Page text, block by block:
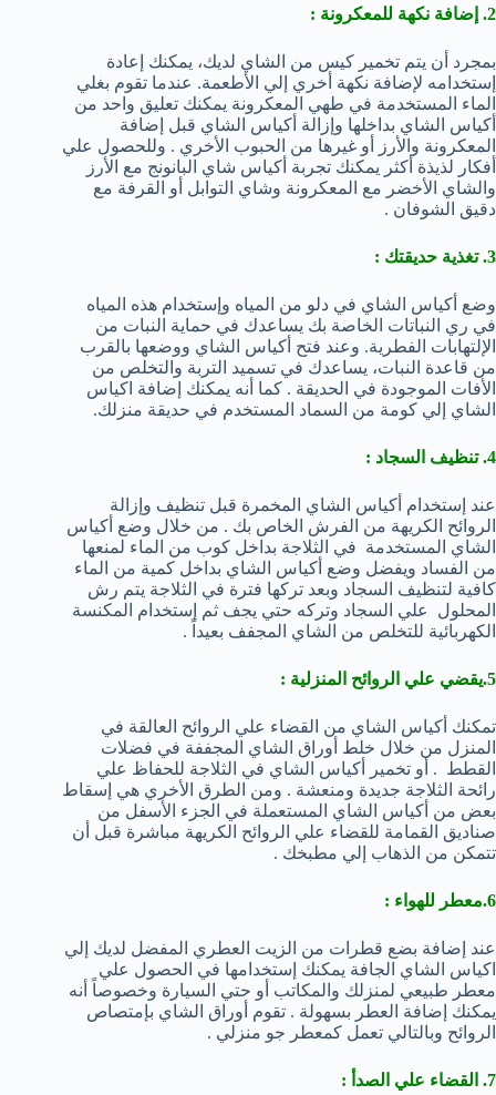
2. إضافة نكهة للمعكرونة :
بمجرد أن يتم تخمير كيس من الشاي لديك، يمكنك إعادة
إستخدامه لإضافة نكهة أخري إلي الأطعمة. عندما تقوم بغلي
الماء المستخدمة في طهي المعكرونة يمكنك تعليق واحد من
أكياس الشاي بداخلها وإزالة أكياس الشاي قبل إضافة
المعكرونة والأرز أو غيرها من الحبوب الأخري . وللحصول علي
أفكار لذيذة أكثر يمكنك تجربة أكياس شاي البانونج مع الأرز
والشاي الأخضر مع المعكرونة وشاي التوابل أو القرفة مع
دقيق الشوفان .
3. تغذية حديقتك :
وضع أكياس الشاي في دلو من المياه وإستخدام هذه المياه
في ري النباتات الخاصة بك يساعدك في حماية النبات من
الإلتهابات الفطرية. وعند فتح أكياس الشاي ووضعها بالقرب
من قاعدة النبات، يساعدك في تسميد التربة والتخلص من
الأفات الموجودة في الحديقة . كما أنه يمكنك إضافة اكياس
الشاي إلي كومة من السماد المستخدم في حديقة منزلك.
4. تنظيف السجاد :
عند إستخدام أكياس الشاي المخمرة قبل تنظيف وإزالة
الروائح الكريهة من الفرش الخاص بك . من خلال وضع أكياس
الشاي المستخدمة في الثلاجة بداخل كوب من الماء لمنعها
من الفساد ويفضل وضع أكياس الشاي بداخل كمية من الماء
كافية لتنظيف السجاد وبعد تركها فترة في الثلاجة يتم رش
المحلول علي السجاد وتركه حتي يجف ثم إستخدام المكنسة
الكهربائية للتخلص من الشاي المجفف بعيداً .
5.يقضي علي الروائح المنزلية :
تمكنك أكياس الشاي من القضاء علي الروائح العالقة في
المنزل من خلال خلط أوراق الشاي المجففة في فضلات
القطط . أو تخمير أكياس الشاي في الثلاجة للحفاظ علي
رائحة الثلاجة جديدة ومنعشة . ومن الطرق الأخري هي إسقاط
بعض من أكياس الشاي المستعملة في الجزء الأسفل من
صناديق القمامة للقضاء علي الروائح الكريهة مباشرة قبل أن
تتمكن من الذهاب إلي مطبخك .
6.معطر للهواء :
عند إضافة بضع قطرات من الزيت العطري المفضل لديك إلي
اكياس الشاي الجافة يمكنك إستخدامها في الحصول علي
معطر طبيعي لمنزلك والمكاتب أو حتي السيارة وخصوصاً أنه
يمكنك إضافة العطر بسهولة . تقوم أوراق الشاي بإمتصاص
الروائح وبالتالي تعمل كمعطر جو منزلي .
7. القضاء علي الصدأ :